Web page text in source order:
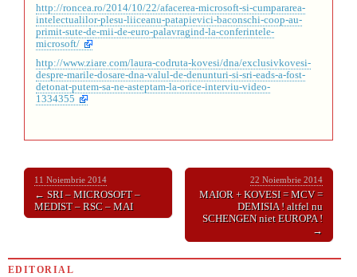
http://roncea.ro/2014/10/22/afacerea-microsoft-si-cumpararea-
intelectualilor-plesu-liiceanu-patapievici-baconschi-coop-au-
primit-sute-de-mii-de-euro-palavragind-la-conferintele-
microsoft/
http://www.ziare.com/laura-codruta-kovesi/dna/exclusivkovesi-
despre-marile-dosare-dna-valul-de-denunturi-si-sri-eads-a-fost-
detonat-putem-sa-ne-asteptam-la-orice-interviu-video-
1334355
11 Noiembrie 2014
← SRI – MICROSOFT –
MEDIST – RSC – MAI
22 Noiembrie 2014
MAIOR + KOVESI = MCV =
DEMISIA ! altfel nu
SCHENGEN niet EUROPA !
→
EDITORIAL